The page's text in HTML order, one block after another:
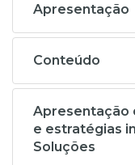
Apresentação
Conteúdo
Apresentação
e estratégias
Soluções